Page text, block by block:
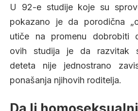
U 92-e studije koje su
pokazano je da porodična
utiče na promenu dobrobiti
ovih studija je da razvitak
deteta nije jednostrano
ponašanja njihovih roditelja.